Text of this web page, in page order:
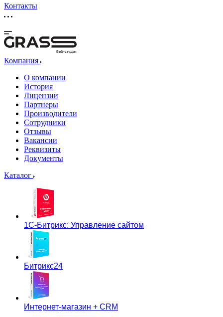
Контакты
Веб-студия
Компания
О компании
История
Лицензии
Партнеры
Производители
Сотрудники
Отзывы
Вакансии
Реквизиты
Документы
Каталог
1С-Битрикс: Управление сайтом
Битрикс24
Интернет-магазин + CRM